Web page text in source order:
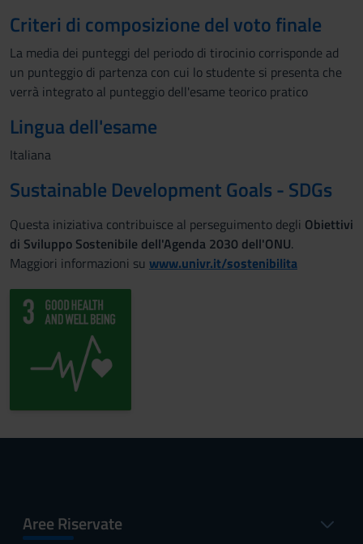
Criteri di composizione del voto finale
La media dei punteggi del periodo di tirocinio corrisponde ad
un punteggio di partenza con cui lo studente si presenta che
verrà integrato al punteggio dell'esame teorico pratico
Lingua dell'esame
Italiana
Sustainable Development Goals - SDGs
Questa iniziativa contribuisce al perseguimento degli Obiettivi
di Sviluppo Sostenibile dell'Agenda 2030 dell'ONU.
Maggiori informazioni su www.univr.it/sostenibilita
Aree Riservate